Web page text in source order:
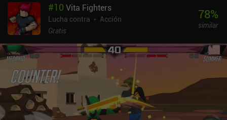
#10 Vita Fighters
Lucha contra
Acción
Gratis
78%
similar